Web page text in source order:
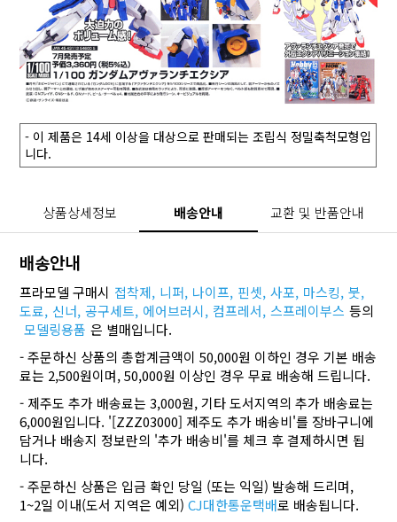
- 이 제품은 14세 이상을 대상으로 판매되는 조립식 정밀축척모형입
니다.
상품상세정보 배송안내 교환 및 반품안내
배송안내
프라모델 구매시 접착제, 니퍼, 나이프, 핀셋, 사포, 마스킹, 붓,
도료, 신너, 공구세트, 에어브러시, 컴프레서, 스프레이부스 등의
모델링용품 은 별매입니다.
- 주문하신 상품의 총합계금액이 50,000원 이하인 경우 기본 배송
료는 2,500원이며, 50,000원 이상인 경우 무료 배송해 드립니다.
- 제주도 추가 배송료는 3,000원, 기타 도서지역의 추가 배송료는
6,000원입니다. '[ZZZ03000] 제주도 추가 배송비'를 장바구니에
담거나 배송지 정보란의 '추가 배송비'를 체크 후 결제하시면 됩
니다.
- 주문하신 상품은 입금 확인 당일 (또는 익일) 발송해 드리며,
1~2일 이내(도서 지역은 예외)CJ대한통운택배로 배송됩니다.